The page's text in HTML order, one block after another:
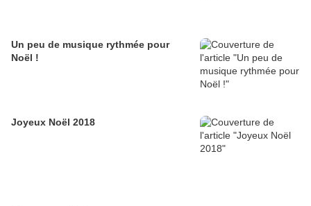
Un peu de musique rythmée pour
Noël !
Joyeux Noël 2018